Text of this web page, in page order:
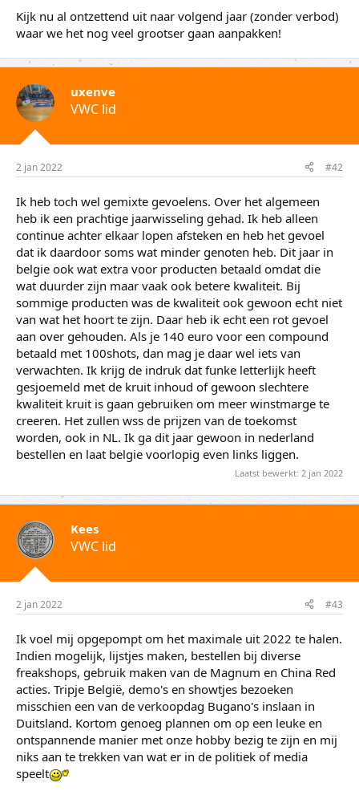
Kijk nu al ontzettend uit naar volgend jaar (zonder verbod)
waar we het nog veel grootser gaan aanpakken!
uxenve
VWC lid
2 jan 2022 #42
Ik heb toch wel gemixte gevoelens. Over het algemeen
heb ik een prachtige jaarwisseling gehad. Ik heb alleen
continue achter elkaar lopen afsteken en heb het gevoel
dat ik daardoor soms wat minder genoten heb. Dit jaar in
belgie ook wat extra voor producten betaald omdat die
wat duurder zijn maar vaak ook betere kwaliteit. Bij
sommige producten was de kwaliteit ook gewoon echt niet
van wat het hoort te zijn. Daar heb ik echt een rot gevoel
aan over gehouden. Als je 140 euro voor een compound
betaald met 100shots, dan mag je daar wel iets van
verwachten. Ik krijg de indruk dat funke letterlijk heeft
gesjoemeld met de kruit inhoud of gewoon slechtere
kwaliteit kruit is gaan gebruiken om meer winstmarge te
creeren. Het zullen wss de prijzen van de toekomst
worden, ook in NL. Ik ga dit jaar gewoon in nederland
bestellen en laat belgie voorlopig even links liggen.
Laatst bewerkt: 2 jan 2022
Kees
VWC lid
2 jan 2022 #43
Ik voel mij opgepompt om het maximale uit 2022 te halen.
Indien mogelijk, lijstjes maken, bestellen bij diverse
freakshops, gebruik maken van de Magnum en China Red
acties. Tripje België, demo's en showtjes bezoeken
misschien een van de verkoopdag Bugano's inslaan in
Duitsland. Kortom genoeg plannen om op een leuke en
ontspannende manier met onze hobby bezig te zijn en mij
niks aan te trekken van wat er in de politiek of media
speelt